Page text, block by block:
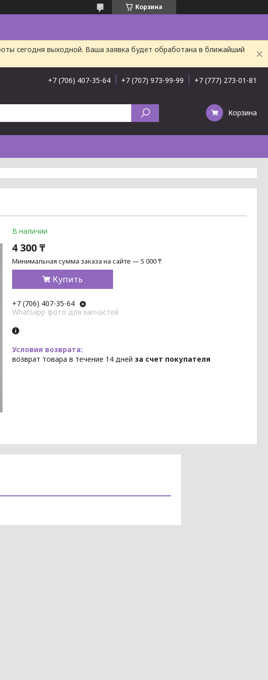
Корзина
сегодня выходной. Ваша заявка будет обработана в ближайший
+7 (706) 407-35-64 +7 (707) 973-99-99 +7 (777) 273-01-81
Корзина
В наличии
4 300 ₸
Минимальная сумма заказа на сайте — 5 000 ₸
Купить
+7 (706) 407-35-64
Whatsapp фото для запчастей
возврат товара в течение 14 дней за счет покупателя